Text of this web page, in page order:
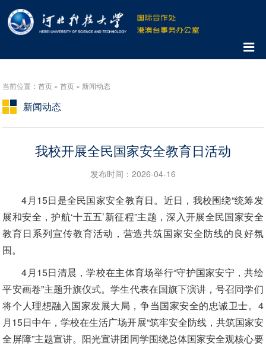
当前位置：首页 » 首页 » 新闻动态
新闻动态
我校开展全民国家安全教育日活动
发布时间：2026-04-16
4月15日是全民国家安全教育日。近日，我校围绕“统筹发
展和安全，护航‘十五五’新征程”主题，深入开展全民国家安全
教育日系列宣传教育活动，营造共筑国家安全防线的良好氛
围。
4月15日清晨，学校在主体育场举行“守护国家安宁，共绘
平安画卷”主题升旗仪式。学生代表在国旗下演讲，号召同学们
将个人理想融入国家发展大局，争当国家安全的忠诚卫士。4
月15日中午，学校在生活广场开展“筑牢安全防线，共筑国家安
全屏障”主题宣讲。阳光宣讲团同学围绕总体国家安全观核心要